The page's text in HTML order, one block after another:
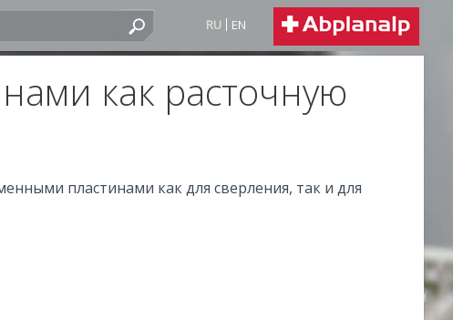
RU EN
как расточную
пластинами как для сверления, так и для